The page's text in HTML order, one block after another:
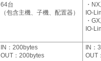
64台
（包含主機、子機、配置器）
・
IO-
・
IO-
IN：200bytes
OUT：200bytes
IN：
OUT